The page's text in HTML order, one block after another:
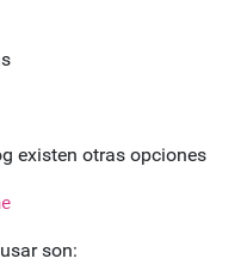
existen otras opciones
son: